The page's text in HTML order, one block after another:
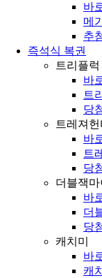
바
메
추
즉석식 복권
트리플럭
바
트
당
트레져헌
바
트
당
더블잭
바
더
당
캐치미
바
캐